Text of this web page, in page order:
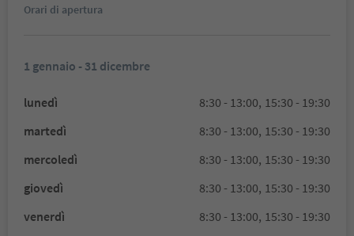
Orari di apertura
1 gennaio - 31 dicembre
lunedì 8:30 - 13:00, 15:30 - 19:30
martedì
8:30 - 13:00, 15:30 - 19:30
mercoledì
8:30 - 13:00, 15:30 - 19:30
giovedì
8:30 - 13:00, 15:30 - 19:30
venerdì
8:30 - 13:00, 15:30 - 19:30